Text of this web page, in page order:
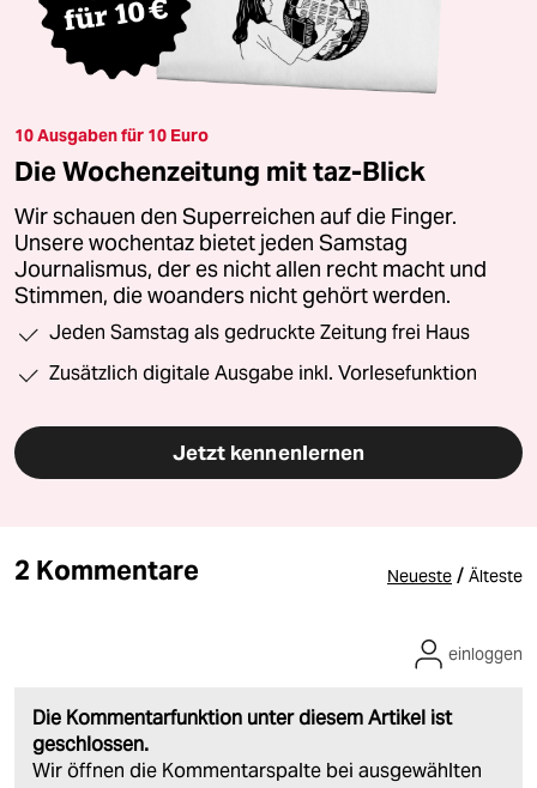
10 Ausgaben für 10 Euro
Die Wochenzeitung mit taz-Blick
Wir schauen den Superreichen auf die Finger.
Unsere wochentaz bietet jeden Samstag
Journalismus, der es nicht allen recht macht und
Stimmen, die woanders nicht gehört werden.
Jeden Samstag als gedruckte Zeitung frei Haus
Zusätzlich digitale Ausgabe inkl. Vorlesefunktion
Jetzt kennenlernen
2 Kommentare Neueste / Älteste
Die Kommentarfunktion unter diesem Artikel ist
geschlossen.
Wir öffnen die Kommentarspalte bei ausgewählten
einloggen